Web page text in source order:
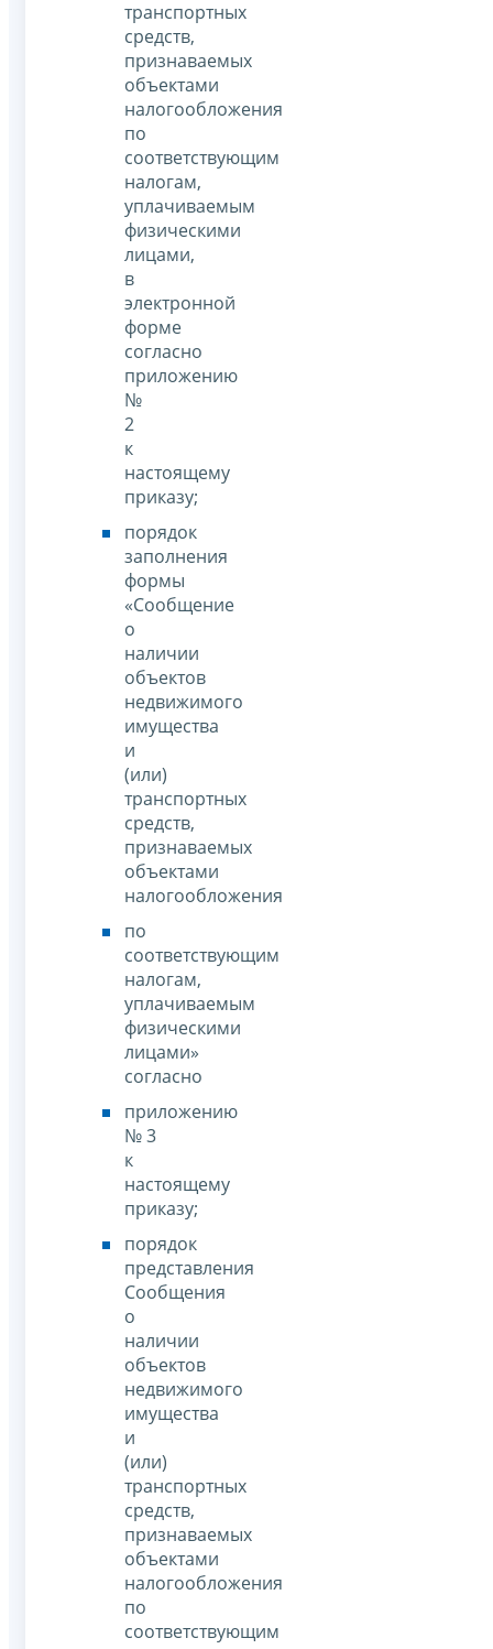
транспортных
средств,
признаваемых
объектами
налогообложения
по
соответствующим
налогам,
уплачиваемым
физическими
лицами,
в
электронной
форме
согласно
приложению
№
2
к
настоящему
приказу;
порядок
заполнения
формы
«Сообщение
о
наличии
объектов
недвижимого
имущества
и
(или)
транспортных
средств,
признаваемых
объектами
налогообложения
по
соответствующим
налогам,
уплачиваемым
физическими
лицами»
согласно
приложению
№ 3
к
настоящему
приказу;
порядок
представления
Сообщения
о
наличии
объектов
недвижимого
имущества
и
(или)
транспортных
средств,
признаваемых
объектами
налогообложения
по
соответствующим